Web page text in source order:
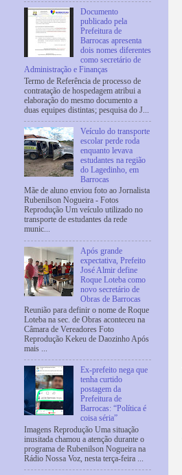
Documento
publicado pela
Prefeitura de
Barrocas apresenta
dois nomes diferentes
como secretário de
Administração e Finanças
Termo de Referência de processo de
contratação de hospedagem atribui a
elaboração do mesmo documento a
duas equipes distintas; pesquisa do J...
Veículo do transporte
escolar perde roda
enquanto levava
estudantes na região
do Lagedinho, em
Barrocas
Mãe de aluno enviou foto ao Jornalista
Rubenilson Nogueira - Fotos
Reprodução Um veículo utilizado no
transporte de estudantes da rede
munic...
Após grande
expectativa, Prefeito
José Almir define
Roque Loteba como
novo secretário de
Obras de Barrocas
Reunião para definir o nome de Roque
Loteba na sec. de Obras aconteceu na
Câmara de Vereadores Foto
Reprodução Kekeu de Daozinho Após
mais ...
Ex-prefeito nega que
tenha curtido
postagem da
Prefeitura de
Barrocas: “Política é
coisa séria”
Imagens Reprodução Uma situação
inusitada chamou a atenção durante o
programa de Rubenilson Nogueira na
Rádio Nossa Voz, nesta terça-feira ...